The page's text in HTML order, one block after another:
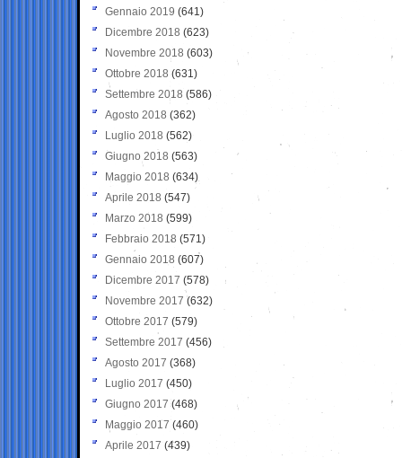
Gennaio 2019 (641)
Dicembre 2018 (623)
Novembre 2018 (603)
Ottobre 2018 (631)
Settembre 2018 (586)
Agosto 2018 (362)
Luglio 2018 (562)
Giugno 2018 (563)
Maggio 2018 (634)
Aprile 2018 (547)
Marzo 2018 (599)
Febbraio 2018 (571)
Gennaio 2018 (607)
Dicembre 2017 (578)
Novembre 2017 (632)
Ottobre 2017 (579)
Settembre 2017 (456)
Agosto 2017 (368)
Luglio 2017 (450)
Giugno 2017 (468)
Maggio 2017 (460)
Aprile 2017 (439)